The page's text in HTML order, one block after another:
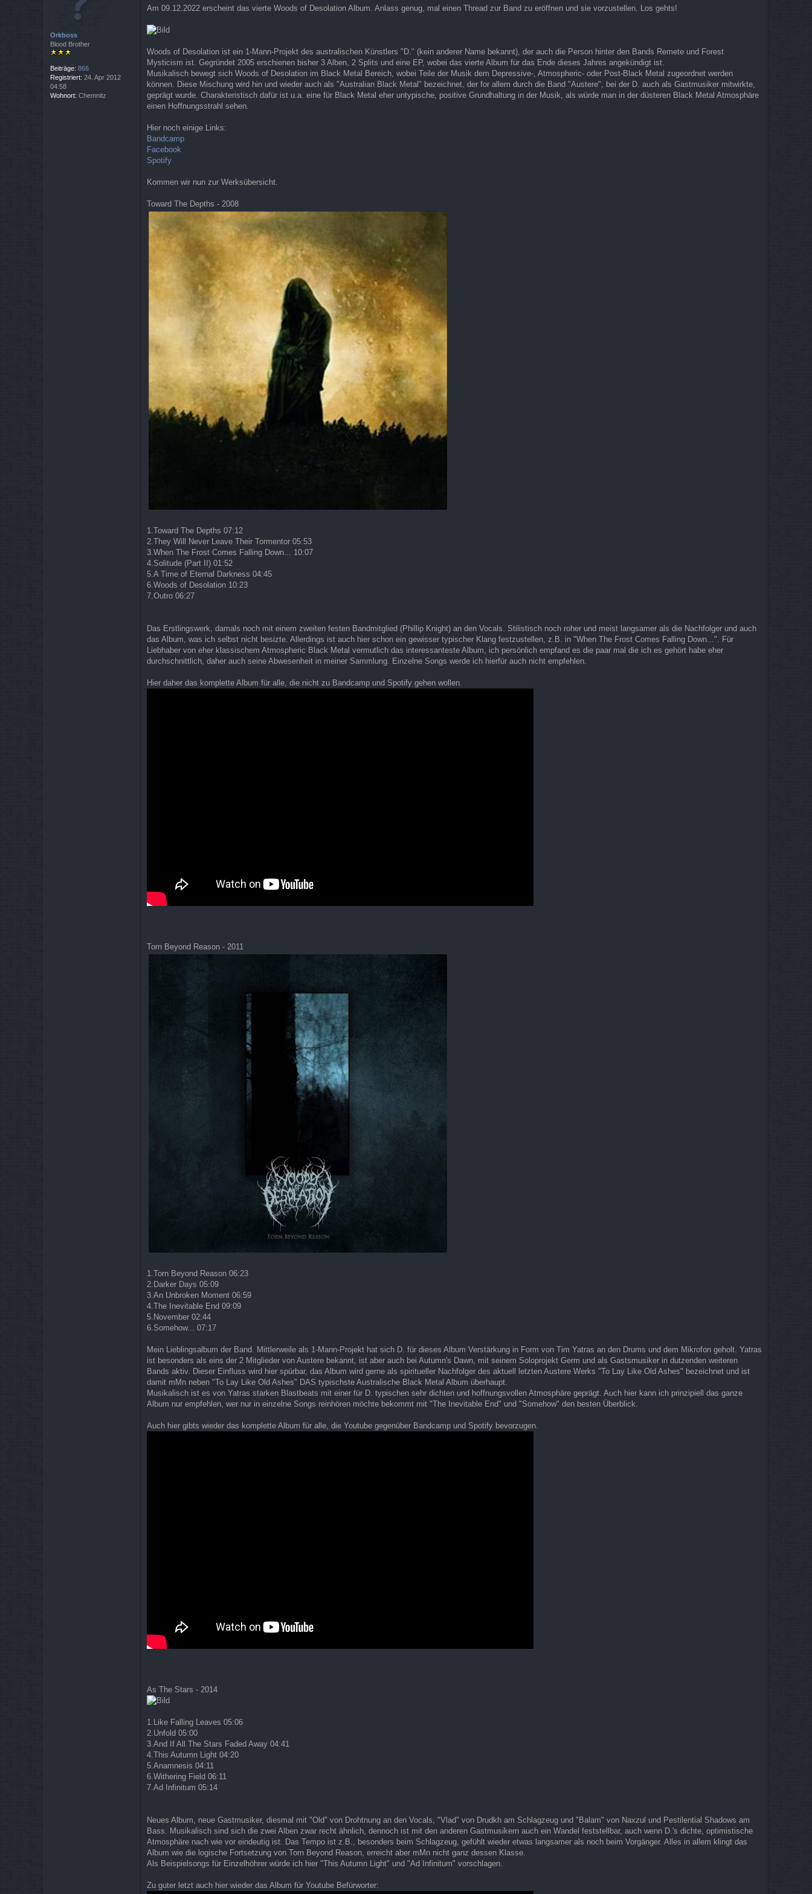
Orkboss
Blood Brother
Beiträge: 866
Registriert: 24. Apr 2012
04:58
Wohnort: Chemnitz
i
r
Am 09.12.2022 erscheint das vierte Woods of Desolation Album. Anlass genug, mal einen Thread zur Band zu eröffnen und sie vorzustellen. Los gehts!
Woods of Desolation ist ein 1-Mann-Projekt des australischen Künstlers "D." (kein anderer Name bekannt), der auch die Person hinter den Bands Remete und Forest
Mysticism ist. Gegründet 2005 erschienen bisher 3 Alben, 2 Splits und eine EP, wobei das vierte Album für das Ende dieses Jahres angekündigt ist.
Musikalisch bewegt sich Woods of Desolation im Black Metal Bereich, wobei Teile der Musik dem Depressive-, Atmospheric- oder Post-Black Metal zugeordnet werden
können. Diese Mischung wird hin und wieder auch als "Australian Black Metal" bezeichnet, der for allem durch die Band "Austere", bei der D. auch als Gastmusiker mitwirkte,
geprägt wurde. Charakteristisch dafür ist u.a. eine für Black Metal eher untypische, positive Grundhaltung in der Musik, als würde man in der düsteren Black Metal Atmosphäre
einen Hoffnungsstrahl sehen.
Hier noch einige Links:
Bandcamp
Facebook
Spotify
Kommen wir nun zur Werksübersicht.
Toward The Depths - 2008
1.Toward The Depths 07:12
2.They Will Never Leave Their Tormentor 05:53
3.When The Frost Comes Falling Down... 10:07
4.Solitude (Part II) 01:52
5.A Time of Eternal Darkness 04:45
6.Woods of Desolation 10:23
7.Outro 06:27
Das Erstlingswerk, damals noch mit einem zweiten festen Bandmitglied (Phillip Knight) an den Vocals. Stilistisch noch roher und meist langsamer als die Nachfolger und auch
das Album, was ich selbst nicht besizte. Allerdings ist auch hier schon ein gewisser typischer Klang festzustellen, z.B. in "When The Frost Comes Falling Down...". Für
Liebhaber von eher klassischem Atmospheric Black Metal vermutlich das interessanteste Album, ich persönlich empfand es die paar mal die ich es gehört habe eher
durchschnittlich, daher auch seine Abwesenheit in meiner Sammlung. Einzelne Songs werde ich hierfür auch nicht empfehlen.
Hier daher das komplette Album für alle, die nicht zu Bandcamp und Spotify gehen wollen.
Torn Beyond Reason - 2011
1.Torn Beyond Reason 06:23
2.Darker Days 05:09
3.An Unbroken Moment 06:59
4.The Inevitable End 09:09
5.November 02:44
6.Somehow... 07:17
Mein Lieblingsalbum der Band. Mittlerweile als 1-Mann-Projekt hat sich D. für dieses Album Verstärkung in Form von Tim Yatras an den Drums und dem Mikrofon geholt. Yatras
ist besonders als eins der 2 Mitglieder von Austere bekannt, ist aber auch bei Autumn's Dawn, mit seinem Soloprojekt Germ und als Gastsmusiker in dutzenden weiteren
Bands aktiv. Dieser Einfluss wird hier spürbar, das Album wird gerne als spiritueller Nachfolger des aktuell letzten Austere Werks "To Lay Like Old Ashes" bezeichnet und ist
damit mMn neben "To Lay Like Old Ashes" DAS typischste Australische Black Metal Album überhaupt.
Musikalisch ist es von Yatras starken Blastbeats mit einer für D. typischen sehr dichten und hoffnungsvollen Atmosphäre geprägt. Auch hier kann ich prinzipiell das ganze
Album nur empfehlen, wer nur in einzelne Songs reinhören möchte bekommt mit "The Inevitable End" und "Somehow" den besten Überblick.
Auch hier gibts wieder das komplette Album für alle, die Youtube gegenüber Bandcamp und Spotify bevorzugen.
As The Stars - 2014
1.Like Falling Leaves 05:06
2.Unfold 05:00
3.And If All The Stars Faded Away 04:41
4.This Autumn Light 04:20
5.Anamnesis 04:11
6.Withering Field 06:11
7.Ad Infinitum 05:14
Neues Album, neue Gastmusiker, diesmal mit "Old" von Drohtnung an den Vocals, "Vlad" von Drudkh am Schlagzeug und "Balam" von Naxzul und Pestilential Shadows am
Bass. Musikalisch sind sich die zwei Alben zwar recht ähnlich, dennoch ist mit den anderen Gastmusikern auch ein Wandel feststellbar, auch wenn D.'s dichte, optimistische
Atmosphäre nach wie vor eindeutig ist. Das Tempo ist z.B., besonders beim Schlagzeug, gefühlt wieder etwas langsamer als noch beim Vorgänger. Alles in allem klingt das
Album wie die logische Fortsetzung von Torn Beyond Reason, erreicht aber mMn nicht ganz dessen Klasse.
Als Beispielsongs für Einzelhöhrer würde ich hier "This Autumn Light" und "Ad Infinitum" vorschlagen.
Zu guter letzt auch hier wieder das Album für Youtube Befürworter: